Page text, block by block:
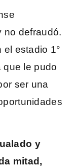
no defraudó.
estadio 1°
que le pudo
ser una
y
mitad,